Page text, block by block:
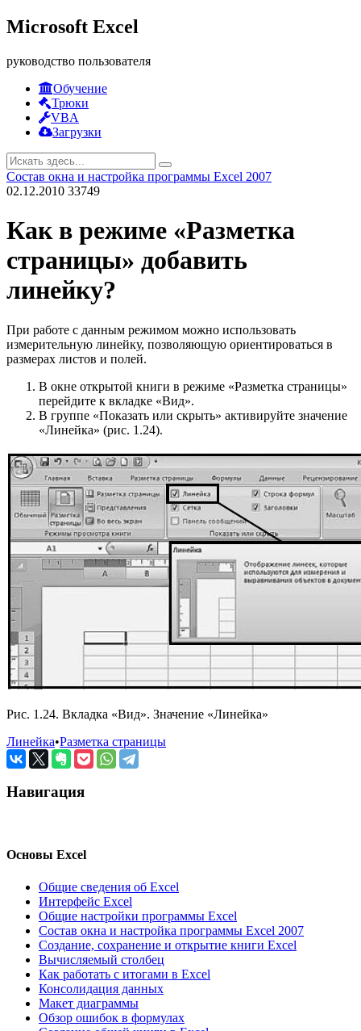
Microsoft Excel
руководство пользователя
Обучение
Трюки
VBA
Загрузки
Состав окна и настройка программы Excel 2007
02.12.2010 33749
Как в режиме «Разметка
страницы» добавить
линейку?
При работе с данным режимом можно использовать
измерительную линейку, позволяющую ориентироваться в
размерах листов и полей.
В окне открытой книги в режиме «Разметка страницы»
перейдите к вкладке «Вид».
В группе «Показать или скрыть» активируйте значение
«Линейка» (рис. 1.24).
Рис. 1.24. Вкладка «Вид». Значение «Линейка»
Линейка•Разметка страницы
Навигация
Основы Excel
Общие сведения об Excel
Интерфейс Excel
Общие настройки программы Excel
Состав окна и настройка программы Excel 2007
Создание, сохранение и открытие книги Excel
Вычисляемый столбец
Как работать с итогами в Excel
Консолидация данных
Макет диаграммы
Обзор ошибок в формулах